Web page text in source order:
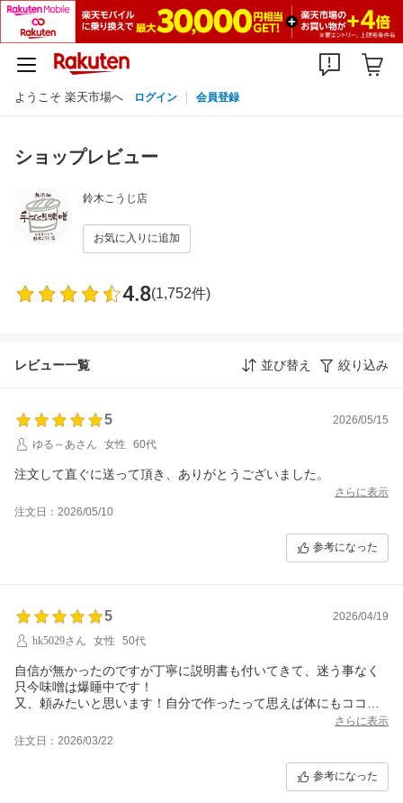
ようこそ 楽天市場へ ログイン 会員登録
ショップレビュー
鈴木こうじ店
お気に入りに追加
4.8(1,752件)
レビュー一覧 並び替え 絞り込み
5
2026/05/15
ゆる～あさん
女性 60代
注文して直ぐに送って頂き、ありがとうございました。
さらに表示
注文日：2026/05/10
参考になった
5
2026/04/19
hk5029さん
女性 50代
自信が無かったのですが丁寧に説明書も付いてきて、迷う事なく
只今味噌は爆睡中です！
又、頼みたいと思います！自分で作ったって思えば体にもココロ
さらに表示
注文日：2026/03/22
参考になった